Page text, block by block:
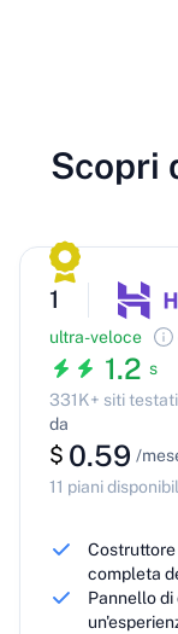
Scopri
1
ultra-veloce
1.2 s
331K+ siti testati
da
$ 0.59 /
11 piani
completa
Pannello